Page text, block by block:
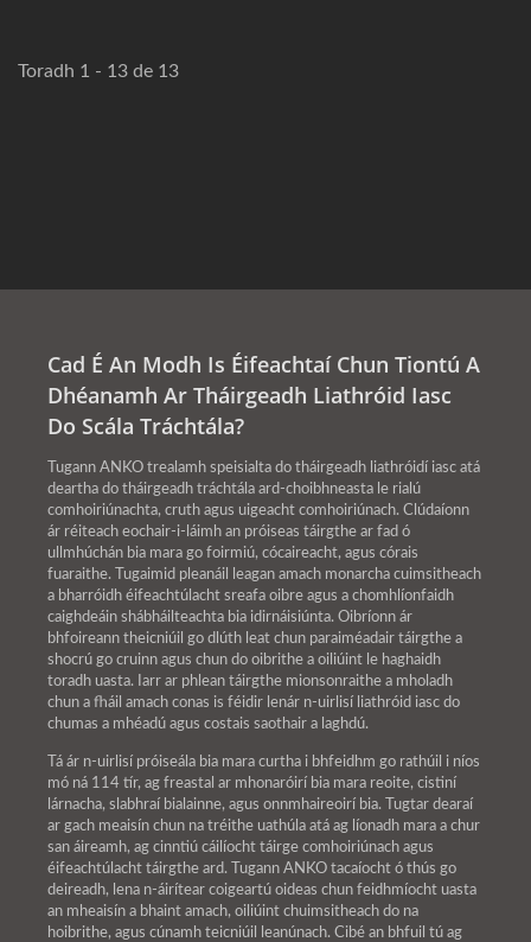
Toradh 1 - 13 de 13
Cad É An Modh Is Éifeachtaí Chun Tiontú A
Dhéanamh Ar Tháirgeadh Liathróid Iasc
Do Scála Tráchtála?
Tugann ANKO trealamh speisialta do tháirgeadh liathróidí iasc atá
deartha do tháirgeadh tráchtála ard-choibhneasta le rialú
comhoiriúnachta, cruth agus uigeacht comhoiriúnach. Clúdaíonn
ár réiteach eochair-i-láimh an próiseas táirgthe ar fad ó
ullmhúchán bia mara go foirmiú, cócaireacht, agus córais
fuaraithe. Tugaimid pleanáil leagan amach monarcha cuimsitheach
a bharróidh éifeachtúlacht sreafa oibre agus a chomhlíonfaidh
caighdeáin shábháilteachta bia idirnáisiúnta. Oibríonn ár
bhfoireann theicniúil go dlúth leat chun paraiméadair táirgthe a
shocrú go cruinn agus chun do oibrithe a oiliúint le haghaidh
toradh uasta. Iarr ar phlean táirgthe mionsonraithe a mholadh
chun a fháil amach conas is féidir lenár n-uirlisí liathróid iasc do
chumas a mhéadú agus costais saothair a laghdú.
Tá ár n-uirlisí próiseála bia mara curtha i bhfeidhm go rathúil i níos
mó ná 114 tír, ag freastal ar mhonaróirí bia mara reoite, cistiní
lárnacha, slabhraí bialainne, agus onnmhaireoirí bia. Tugtar dearaí
ar gach meaisín chun na tréithe uathúla atá ag líonadh mara a chur
san áireamh, ag cinntiú cáilíocht táirge comhoiriúnach agus
éifeachtúlacht táirgthe ard. Tugann ANKO tacaíocht ó thús go
deireadh, lena n-áirítear coigeartú oideas chun feidhmíocht uasta
an mheaisín a bhaint amach, oiliúint chuimsitheach do na
hoibrithe, agus cúnamh teicniúil leanúnach. Cibé an bhfuil tú ag